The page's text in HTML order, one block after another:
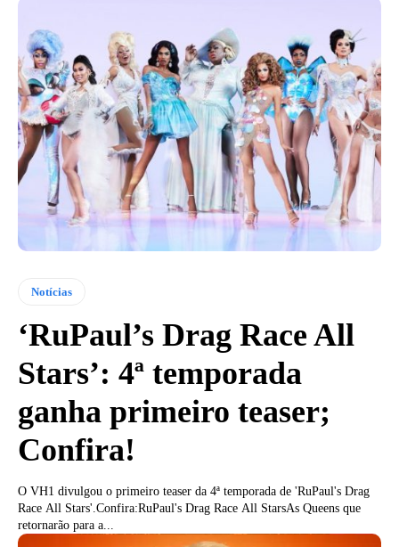
Notícias
‘RuPaul’s Drag Race All
Stars’: 4ª temporada
ganha primeiro teaser;
Confira!
O VH1 divulgou o primeiro teaser da 4ª temporada de 'RuPaul's Drag
Race All Stars'.Confira:RuPaul's Drag Race All StarsAs Queens que
retornarão para a...